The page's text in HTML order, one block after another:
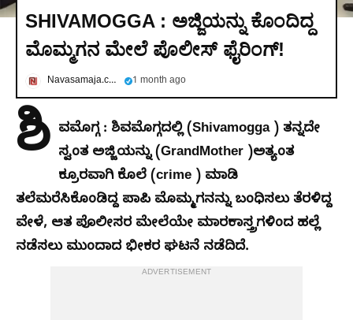
SHIVAMOGGA : ಅಜ್ಜಿಯನ್ನು ಕೊಂದಿದ್ದ
ಮೊಮ್ಮಗನ ಮೇಲೆ ಪೊಲೀಸ್ ಫೈರಿಂಗ್!
Navasamaja.com 1 month ago
ಶಿ ವಮೊಗ್ಗ : ಶಿವಮೊಗ್ಗದಲ್ಲಿ (Shivamogga ) ತನ್ನದೇ
ಸ್ವಂತ ಅಜ್ಜಿಯನ್ನು (GrandMother )ಅತ್ಯಂತ
ಕ್ರೂರವಾಗಿ ಕೊಲೆ (crime ) ಮಾಡಿ
ತಲೆಮರೆಸಿಕೊಂಡಿದ್ದ ಪಾಪಿ ಮೊಮ್ಮಗನನ್ನು ಬಂಧಿಸಲು ತೆರಳಿದ್ದ
ವೇಳೆ, ಆತ ಪೊಲೀಸರ ಮೇಲೆಯೇ ಮಾರಕಾಸ್ತ್ರಗಳಿಂದ ಹಲ್ಲೆ
ನಡೆಸಲು ಮುಂದಾದ ಭೀಕರ ಘಟನೆ ನಡೆದಿದೆ.
ADVERTISEMENT